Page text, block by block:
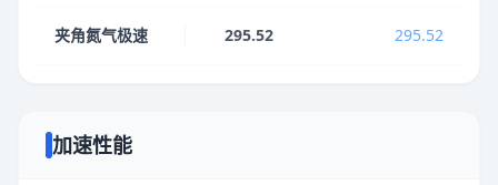
夹角氮气极速 295.52 295.52
加速性能